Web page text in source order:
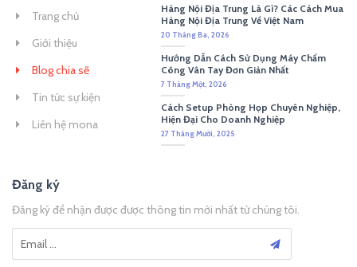
Trang chủ
Giới thiệu
Blog chia sẽ
Tin tức sự kiện
Liên hệ mona
Hàng Nội Địa Trung Là Gì? Các Cách Mua
Hàng Nội Địa Trung Về Việt Nam
20 Tháng Ba, 2026
Hướng Dẫn Cách Sử Dụng Máy Chấm
Công Vân Tay Đơn Giản Nhất
7 Tháng Một, 2026
Cách Setup Phòng Họp Chuyên Nghiệp,
Hiện Đại Cho Doanh Nghiệp
27 Tháng Mười, 2025
Đăng ký
Đăng ký để nhận được được thông tin mới nhất từ chúng tôi.